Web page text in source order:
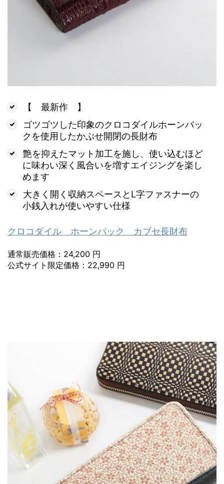
【 最新作 】
ゴツゴツした印象のクロコダイルホーンバッ
クを使用したかぶせ開閉の長財布
艶を抑えたマット加工を施し、使い込むほど
に味わい深く風合いを増すエイジングを楽し
めます
大きく開く収納スペースとL字ファスナーの
小銭入れが使いやすい仕様
クロコダイル ホーンバック カブセ長財布
通常販売価格：24,200 円
公式サイト限定価格：22,990 円